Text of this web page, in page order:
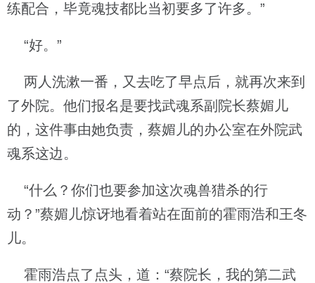
练配合，毕竟魂技都比当初要多了许多。”
“好。”
两人洗漱一番，又去吃了早点后，就再次来到
了外院。他们报名是要找武魂系副院长蔡媚儿
的，这件事由她负责，蔡媚儿的办公室在外院武
魂系这边。
“什么？你们也要参加这次魂兽猎杀的行
动？”蔡媚儿惊讶地看着站在面前的霍雨浩和王冬
儿。
霍雨浩点了点头，道：“蔡院长，我的第二武